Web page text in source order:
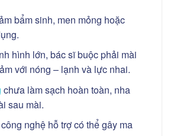
bẩm sinh, men mỏng hoặc
hình lớn, bác sĩ buộc phải mài
với nóng – lạnh và lực nhai.
chưa làm sạch hoàn toàn, nha
sau mài.
nghệ hỗ trợ có thể gây ma